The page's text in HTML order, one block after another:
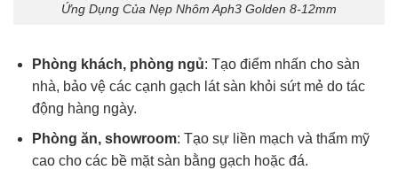
Ứng Dụng Của Nẹp Nhôm Aph3 Golden 8-12mm
Phòng khách, phòng ngủ: Tạo điểm nhấn cho sàn
nhà, bảo vệ các cạnh gạch lát sàn khỏi sứt mẻ do tác
động hàng ngày.
Phòng ăn, showroom: Tạo sự liền mạch và thẩm mỹ
cao cho các bề mặt sàn bằng gạch hoặc đá.